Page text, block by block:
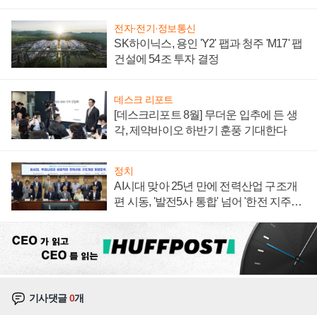
전자·전기·정보통신
SK하이닉스, 용인 'Y2' 팹과 청주 'M17' 팹
건설에 54조 투자 결정
데스크 리포트
[데스크리포트 8월] 무더운 입추에 든 생
각, 제약바이오 하반기 훈풍 기대한다
정치
AI시대 맞아 25년 만에 전력산업 구조개
편 시동, '발전5사 통합' 넘어 '한전 지주사'
기사댓글0개